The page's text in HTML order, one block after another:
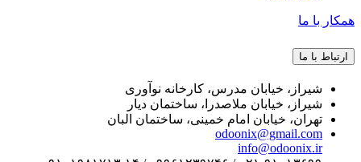
همکار با ما
ارتباط با ما
شیراز، خیابان مدرس، کارخانه نوآوری
شیراز، خیابان ملاصدرا، ساختمان دیار
تهران، خیابان امام خمینی، ساختمان البان
odoonix@gmail.com
info@odoonix.ir